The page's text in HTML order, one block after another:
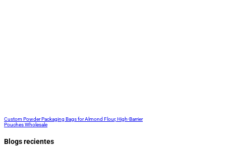
Custom Powder Packaging Bags for Almond Flour, High-Barrier
Pouches Wholesale
Blogs recientes